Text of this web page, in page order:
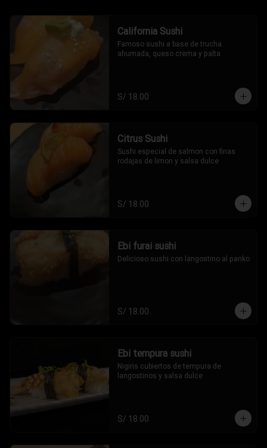
California Sushi
Famoso sushi a base de trucha
ahumada, queso crema y palta
S/ 18.00
Citrus Sushi
Sushi especial de salmon con finas
rodajas de limon y salsa dulce
S/ 18.00
Ebi furai sushi
Delicioso sushi con langostino al panko
S/ 18.00
Ebi tempura sushi
Nigiris cubiertos de tempura de
langostinos y salsa dulce
S/ 18.00